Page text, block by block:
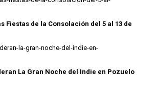
Fiestas de la Consolación del 5 al 13 de
La Gran Noche del Indie en Pozuelo